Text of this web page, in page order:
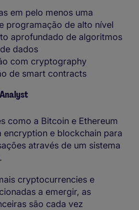
em pelo menos uma
programação de alto nível
aprofundado de algoritmos
dados
com cryptography
de smart contracts
como a Bitcoin e Ethereum
encryption e blockchain para
através de um sistema
cryptocurrencies e
a emergir, as
são cada vez